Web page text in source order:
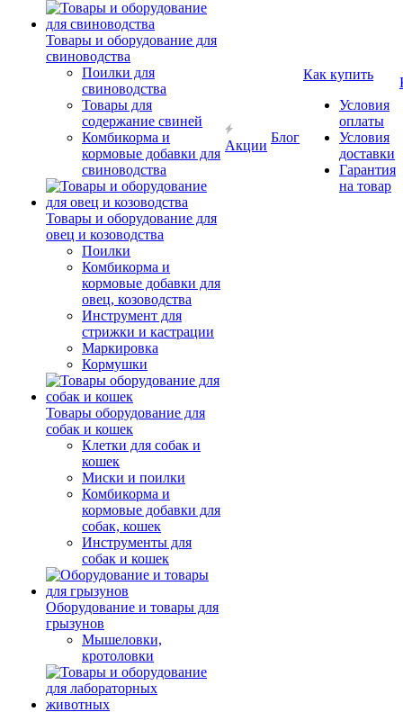
Товары и оборудование для
свиноводства
Поилки для
свиноводства
Товары для
содержание свиней
Комбикорма и
кормовые добавки для
свиноводства
Товары и оборудование для
овец и козоводства
Поилки
Комбикорма и
кормовые добавки для
овец, козоводства
Инструмент для
стрижки и кастрации
Маркировка
Кормушки
Товары оборудование для
собак и кошек
Клетки для собак и
кошек
Миски и поилки
Комбикорма и
кормовые добавки для
собак, кошек
Инструменты для
собак и кошек
Оборудование и товары для
грызунов
Мышеловки,
кротоловки
Акции
Блог
Как купить
Условия
оплаты
Условия
доставки
Гарантия
на товар